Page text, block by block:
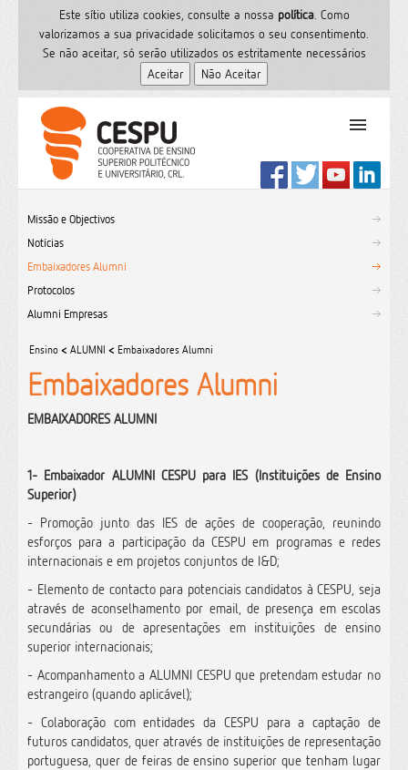
Este sítio utiliza cookies, consulte a nossa polí­tica. Como
valorizamos a sua privacidade solicitamos o seu consentimento.
Se não aceitar, só serão utilizados os estritamente necessários
PT
Formação
Serviços de Saúde
CESPU
Contactos
Missão e Objectivos
Notícias
Embaixadores Alumni
Protocolos
Alumni Empresas
Ensino < ALUMNI < Embaixadores Alumni
Embaixadores Alumni
EMBAIXADORES ALUMNI
1- Embaixador ALUMNI CESPU para IES (Instituições de Ensino
Superior)
- Promoção junto das IES de ações de cooperação, reunindo
esforços para a participação da CESPU em programas e redes
internacionais e em projetos conjuntos de I&D;
- Elemento de contacto para potenciais candidatos à CESPU, seja
através de aconselhamento por email, de presença em escolas
secundárias ou de apresentações em instituições de ensino
superior internacionais;
- Acompanhamento a ALUMNI CESPU que pretendam estudar no
estrangeiro (quando aplicável);
- Colaboração com entidades da CESPU para a captação de
futuros candidatos, quer através de instituições de representação
portuguesa, quer de feiras de ensino superior que tenham lugar